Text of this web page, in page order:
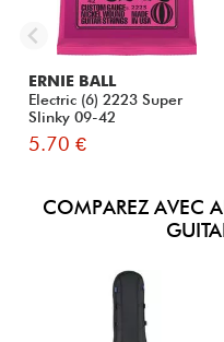
ERNIE BALL
Electric (6) 2223 Super
Slinky 09-42
5.70 €
COMPAREZ AVEC